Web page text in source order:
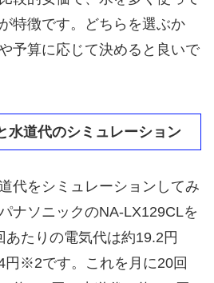
特徴です。どちらを選ぶか
予算に応じて決めると良いで
水道代のシミュレーション
代をシミュレーションしてみ
ナソニックのNA-LX129CLを
たりの電気代は約19.2円
※2です。これを月に20回